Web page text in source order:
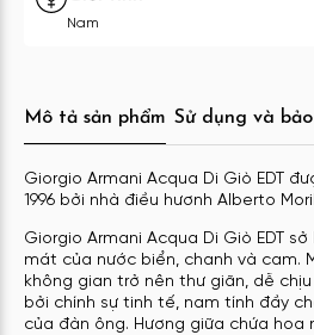
Nam
Mô tả sản phẩm Sử dụng và
Giorgio Armani Acqua Di Giò EDT
1996 bởi nhà điều hươnh Alberto
Giorgio Armani Acqua Di Giò EDT
mát của nước biển, chanh và cam.
không gian trở nên thư giãn, dễ
bởi chính sự tinh tế, nam tính đầy
của đàn ông. Hương giữa chứa hoa